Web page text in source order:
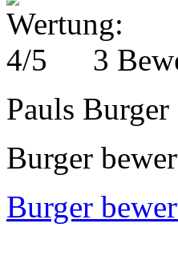
3
Pauls
Burger
Burger